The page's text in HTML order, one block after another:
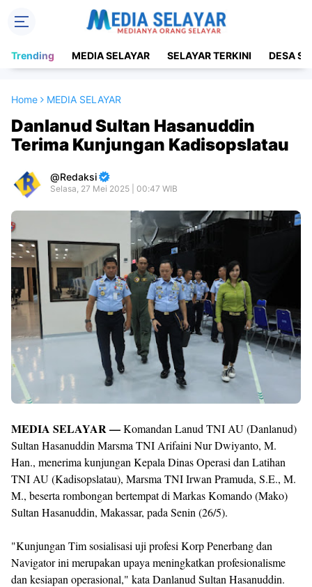
Trending MEDIA SELAYAR SELAYAR TERKINI DESA
Home MEDIA SELAYAR
Danlanud Sultan Hasanuddin
Terima Kunjungan Kadisopslatau
Redaksi
Selasa, 27 Mei 2025 | 00:47 WIB
MEDIA SELAYAR —Komandan Lanud TNI AU (Danlanud)
Sultan Hasanuddin Marsma TNI Arifaini Nur Dwiyanto, M.
Han., menerima kunjungan Kepala Dinas Operasi dan Latihan
TNI AU (Kadisopslatau), Marsma TNI Irwan Pramuda, S.E., M.
M., beserta rombongan bertempat di Markas Komando (Mako)
Sultan Hasanuddin, Makassar, pada Senin (26/5).
"Kunjungan Tim sosialisasi uji profesi Korp Penerbang dan
Navigator ini merupakan upaya meningkatkan profesionalisme
dan kesiapan operasional," kata Danlanud Sultan Hasanuddin.